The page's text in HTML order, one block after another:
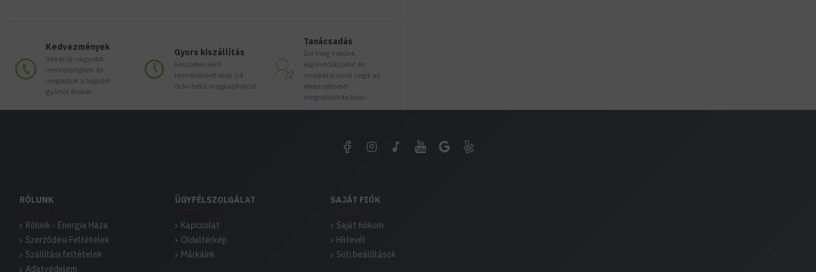
Kedvezmények
Vásárolj nagyobb
mennyiségben és
megadjuk a legjobb
gyártói árakat.
Gyors kiszállítás
Készleten lévő
termékeinket akár 24
órán belül megkaphatod!
Tanácsadás
Írd meg nekünk
elgondolásodat és
munkatársunk segít az
elképzeléseid
megvalósításában.
RÓLUNK
Rólunk - Energia Háza
Szerződési Feltételek
Szállítási feltételek
Adatvédelem
ÜGYFÉLSZOLGÁLAT
Kapcsolat
Oldaltérkép
Márkáink
SAJÁT FIÓK
Saját fiókom
Hírlevél
Süti beállítások